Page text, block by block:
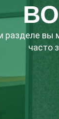
разделе вы
часто